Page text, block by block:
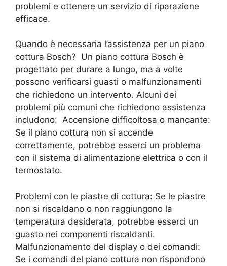
problemi e ottenere un servizio di riparazione
efficace.
Quando è necessaria l’assistenza per un piano
cottura Bosch? Un piano cottura Bosch è
progettato per durare a lungo, ma a volte
possono verificarsi guasti o malfunzionamenti
che richiedono un intervento. Alcuni dei
problemi più comuni che richiedono assistenza
includono: Accensione difficoltosa o mancante:
Se il piano cottura non si accende
correttamente, potrebbe esserci un problema
con il sistema di alimentazione elettrica o con il
termostato.
Problemi con le piastre di cottura: Se le piastre
non si riscaldano o non raggiungono la
temperatura desiderata, potrebbe esserci un
guasto nei componenti riscaldanti.
Malfunzionamento del display o dei comandi:
Se i comandi del piano cottura non rispondono